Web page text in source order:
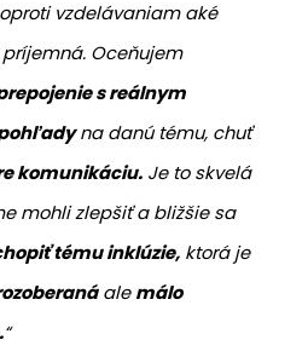
oproti vzdelávaniam aké
Oceňujem
s reálnym
na danú tému, chuť
komunikáciu. Je to skvelá
mohli zlepšiť a bližšie sa
tému inklúzie, ktorá je
ale málo
“